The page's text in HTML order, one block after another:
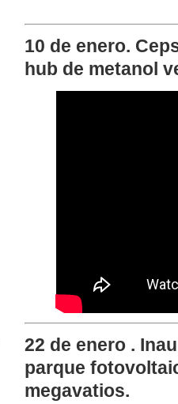
10 de enero.
hub de metanol
22 de enero .
parque
megavatios.